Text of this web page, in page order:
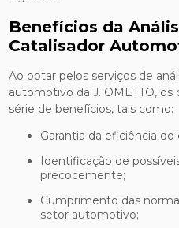
Benefícios da
Catalisador
Ao optar pelos serviços de
automotivo da J. OMETTO,
série de benefícios, tais como:
Garantia da eficiência
Identificação de possíveis falhas ou contaminações
precocemente;
Cumprimento das normas e regulamentações do
setor automotivo;